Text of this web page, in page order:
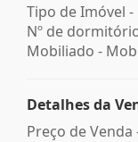
Tipo de Imóvel -
Nº de
Mobiliado -
Detalhes da
Preço de Venda